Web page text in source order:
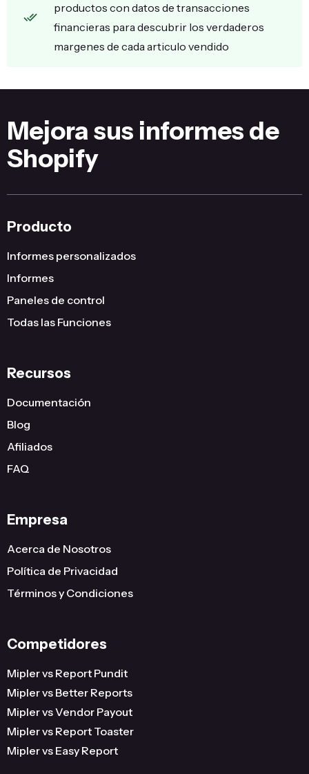
productos con datos de transacciones
financieras para descubrir los verdaderos
margenes de cada articulo vendido
Mejora sus informes de
Shopify
Producto
Informes personalizados
Informes
Paneles de control
Todas las Funciones
Recursos
Documentación
Blog
Afiliados
FAQ
Empresa
Acerca de Nosotros
Política de Privacidad
Términos y Condiciones
Competidores
Mipler vs Report Pundit
Mipler vs Better Reports
Mipler vs Vendor Payout
Mipler vs Report Toaster
Mipler vs Easy Report